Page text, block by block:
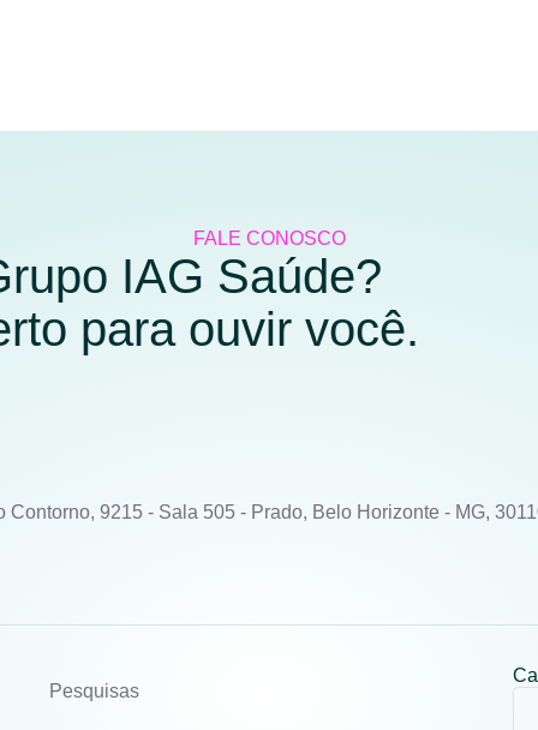
FALE CONOSCO
IAG Saúde?
para ouvir você.
Contorno, 9215 - Sala 505 - Prado, Belo Horizonte - MG,
Pesquisas